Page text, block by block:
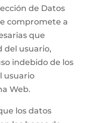
de Datos
compromete a
que
del usuario,
indebido de los
usuario
Web.
los datos